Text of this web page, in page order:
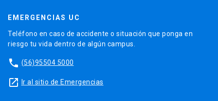
EMERGENCIAS UC
Teléfono en caso de accidente o situación que ponga en
riesgo tu vida dentro de algún campus.
phone (56)95504 5000
launch Ir al sitio de Emergencias